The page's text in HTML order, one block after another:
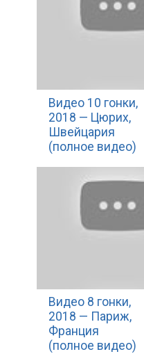
Видео 10 гонки,
2018 — Цюрих,
Швейцария
(полное видео)
Видео 8 гонки,
2018 — Париж,
Франция
(полное видео)